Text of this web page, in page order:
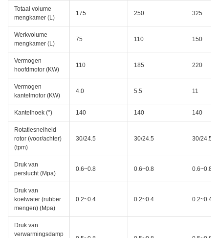
Totaal volume
mengkamer (L)
175 250 325
Werkvolume
mengkamer (L)
75 110 150
Vermogen
hoofdmotor (KW)
110 185 220
Vermogen
kantelmotor (KW)
4.0 5.5 11
Kantelhoek (°) 140 140 140
Rotatiesnelheid
rotor (voor/achter)
(tpm)
30/24.5 30/24.5 30/24.5
Druk van
perslucht (Mpa)
0.6~0.8 0.6~0.8 0.6~0.8
Druk van
koelwater (rubber
mengen) (Mpa)
0.2~0.4 0.2~0.4 0.2~0.4
Druk van
verwarmingsdamp